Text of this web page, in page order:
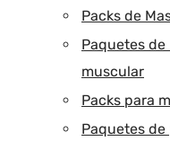
Packs de
Paquetes de
muscular
Packs para
Paquetes